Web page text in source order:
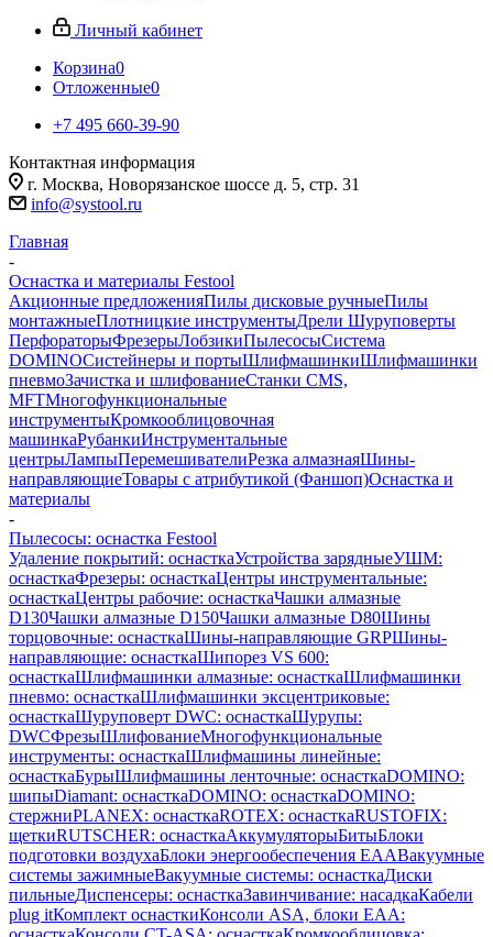
Личный кабинет
Корзина0
Отложенные0
+7 495 660-39-90
Контактная информация
г. Москва, Новорязанское шоссе д. 5, стр. 31
info@systool.ru
Главная
-
Оснастка и материалы Festool
Акционные предложенияПилы дисковые ручныеПилы
монтажныеПлотницкие инструментыДрели Шуруповерты
ПерфораторыФрезерыЛобзикиПылесосыСистема
DOMINOСистейнеры и портыШлифмашинкиШлифмашинки
пневмоЗачистка и шлифованиеСтанки CMS,
MFTМногофункциональные
инструментыКромкооблицовочная
машинкаРубанкиИнструментальные
центрыЛампыПеремешивателиРезка алмазнаяШины-
направляющиеТовары с атрибутикой (Фаншоп)Оснастка и
материалы
-
Пылесосы: оснастка Festool
Удаление покрытий: оснасткаУстройства зарядныеУШМ:
оснасткаФрезеры: оснасткаЦентры инструментальные:
оснасткаЦентры рабочие: оснасткаЧашки алмазные
D130Чашки алмазные D150Чашки алмазные D80Шины
торцовочные: оснасткаШины-направляющие GRPШины-
направляющие: оснасткаШипорез VS 600:
оснасткаШлифмашинки алмазные: оснасткаШлифмашинки
пневмо: оснасткаШлифмашинки эксцентриковые:
оснасткаШуруповерт DWC: оснасткаШурупы:
DWCФрезыШлифованиеМногофункциональные
инструменты: оснасткаШлифмашины линейные:
оснасткаБурыШлифмашины ленточные: оснасткаDOMINO:
шипыDiamant: оснасткаDOMINO: оснасткаDOMINO:
стержниPLANEX: оснасткаROTEX: оснасткаRUSTOFIX:
щеткиRUTSCHER: оснасткаАккумуляторыБитыБлоки
подготовки воздухаБлоки энергообеспечения EAAВакуумные
системы зажимныеВакуумные системы: оснасткаДиски
пильныеДиспенсеры: оснасткаЗавинчивание: насадкаКабели
plug itКомплект оснасткиКонсоли ASA, блоки EAA: